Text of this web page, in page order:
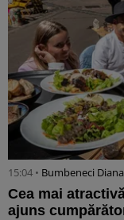
15:04 • Bumbeneci Diana
Cea mai
ajuns